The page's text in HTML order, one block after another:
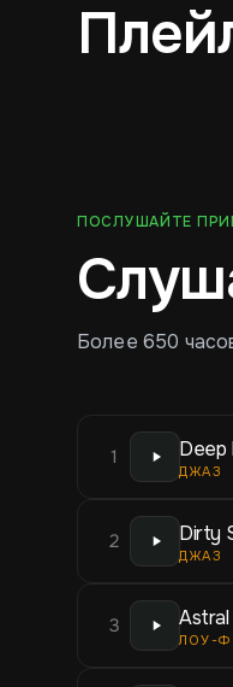
ПОСЛУШАЙТЕ
Более 650
1 Deep
ДЖАЗ
2 Dirty
ДЖАЗ
3
ЛОУ-